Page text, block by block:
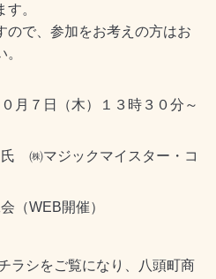
。
ので、参加をお考えの方はお
月７日（木）１３時３０分～
㈱マジックマイスター・コ
会（WEB開催）
ラシをご覧になり、
八頭町商